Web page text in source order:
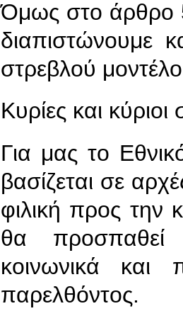
Όμως στο άρθρο
διαπιστώνουμε
στρεβλού
Κυρίες και
Για μας το
βασίζεται σε
φιλική προς την
θα προσπαθεί
κοινωνικά και
παρελθόντος.